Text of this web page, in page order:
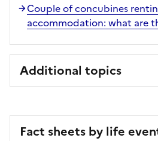
Couple of concubines
accommodation: what are
Additional topics
Fact sheets by life